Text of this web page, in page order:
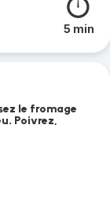
5 min
le fromage
Poivrez,